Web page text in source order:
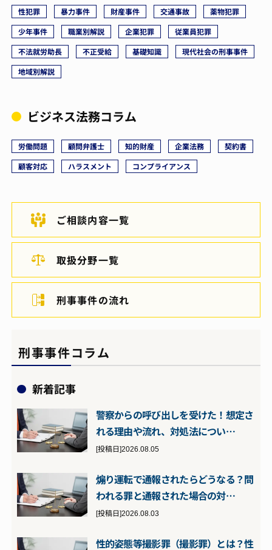
性犯罪 暴力事件 財産事件 交通事故
薬物犯罪
少年事件
職業別解説 企業犯罪
従業員犯罪
不法就労助長
不正受給 基礎知識
現代社会の刑事事件
地域別解説
ビジネス法務コラム
労働問題 顧問弁護士 知的財産 企業法務
契約書
顧客対応
ハラスメント コンプライアンス
ご相談内容一覧
取扱分野一覧
刑事事件の流れ
刑事事件コラム
新着記事
警察からの呼び出しを受けた！想定さ
れる理由や流れ、対処法につい…
[投稿日]2026.08.05
煽り運転で通報されたらどうなる？問
われる罪と通報された場合の対…
[投稿日]2026.08.03
性的姿態等撮影罪（撮影罪）とは？性